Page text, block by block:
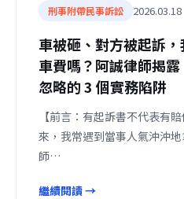
刑事附帶民事訴訟 2026.03.18
車被砸、對方被起訴
車費嗎？阿誠律師揭
忽略的 3 個實務陷阱
【前言：有起訴書不代表有
來，我常遇到當事人氣沖沖
師…
繼續閱讀 →